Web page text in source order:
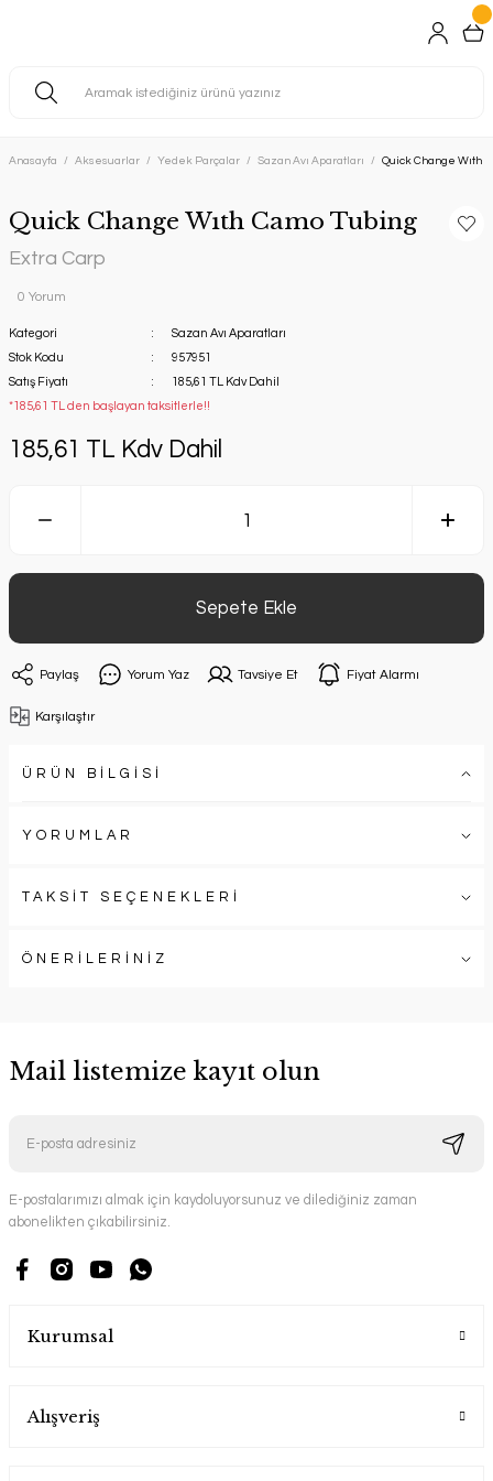
Anasayfa Aksesuarlar Yedek Parçalar Sazan Avı Aparatları Quick Change Wıth
Quick Change Wıth Camo Tubing
Extra Carp
0 Yorum
Kategori
Sazan Avı Aparatları
Stok Kodu
957951
Satış Fiyatı
185,61 TL Kdv Dahil
*185,61 TL den başlayan taksitlerle!!
185,61 TL Kdv Dahil
Sepete Ekle
Paylaş Yorum Yaz Tavsiye Et Fiyat Alarmı
Karşılaştır
ÜRÜN BİLGİSİ
YORUMLAR
TAKSİT SEÇENEKLERİ
ÖNERİLERİNİZ
Mail listemize kayıt olun
E-postalarımızı almak için kaydoluyorsunuz ve dilediğiniz zaman
abonelikten çıkabilirsiniz.
Kurumsal
Alışveriş